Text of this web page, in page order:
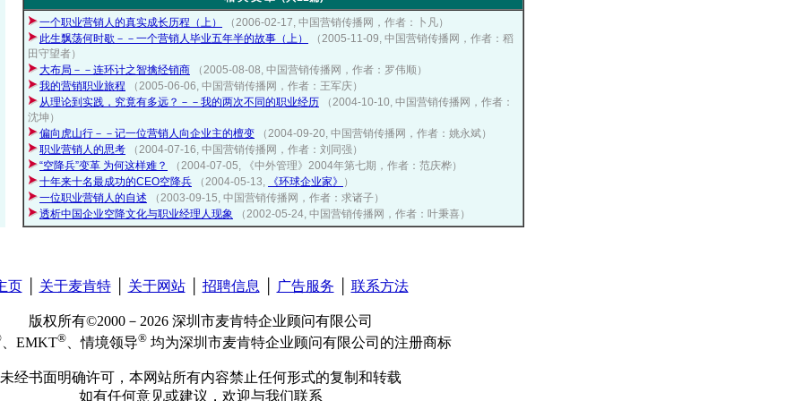
一个职业营销人的真实成长历程（上）
（2006-02-17, 中国营销传播网，作者：卜凡）
此生飘荡何时歇－－一个营销人毕业五年半的故事（上）
（2005-11-09, 中国营销传播网，作者：稻
田守望者）
大布局－－连环计之智擒经销商
（2005-08-08, 中国营销传播网，作者：罗伟顺）
我的营销职业旅程
（2005-06-06, 中国营销传播网，作者：王军庆）
从理论到实践，究竟有多远？－－我的两次不同的职业经历
（2004-10-10, 中国营销传播网，作者：
沈坤）
偏向虎山行－－记一位营销人向企业主的檀变
（2004-09-20, 中国营销传播网，作者：姚永斌）
职业营销人的思考
（2004-07-16, 中国营销传播网，作者：刘同强）
“空降兵”变革 为何这样难？
（2004-07-05, 《中外管理》2004年第七期，作者：范庆桦）
十年来十名最成功的CEO空降兵
（2004-05-13, 《环球企业家》 ）
一位职业营销人的自述
（2003-09-15, 中国营销传播网，作者：求诸子）
透析中国企业空降文化与职业经理人现象
（2002-05-24, 中国营销传播网，作者：叶秉喜）
页│ 关于麦肯特│ 关于网站│ 招聘信息 广告服务 联系方法
版权所有©2000－2026 深圳市麦肯特企业顾问有限公司
、EMKT® 、情境领导® 均为深圳市麦肯特企业顾问有限公司的注册商标
未经书面明确许可，本网站所有内容禁止任何形式的复制和转载
如有任何意见或建议，欢迎与我们联系